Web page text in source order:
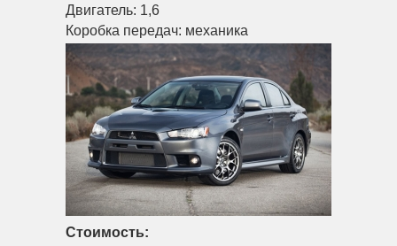
Двигатель: 1,6
Коробка передач: механика
Стоимость: